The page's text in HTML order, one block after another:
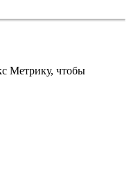
Метрику, чтобы